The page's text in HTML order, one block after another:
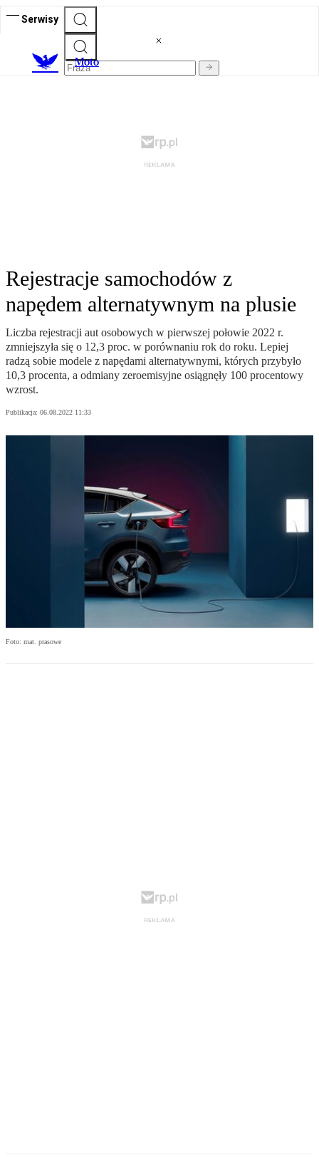
Serwisy
Moto
Rejestracje samochodów z
napędem alternatywnym na plusie
Liczba rejestracji aut osobowych w pierwszej połowie 2022 r.
zmniejszyła się o 12,3 proc. w porównaniu rok do roku. Lepiej
radzą sobie modele z napędami alternatywnymi, których przybyło
10,3 procenta, a odmiany zeroemisyjne osiągnęły 100 procentowy
wzrost.
Publikacja: 06.08.2022 11:33
Foto: mat. prasowe